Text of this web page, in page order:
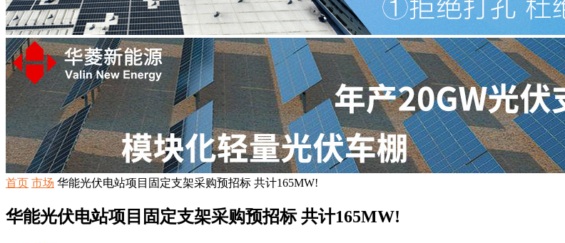
首页 市场 华能光伏电站项目固定支架采购预招标 共计165MW!
华能光伏电站项目固定支架采购预招标 共计165MW!